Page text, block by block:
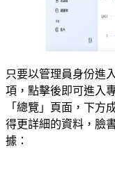
只要以管理員身份進
項，點擊後即可進入
「總覽」頁面，下方
得更詳細的資料，臉
據：